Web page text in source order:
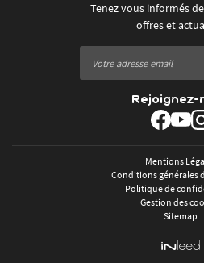
Tenez vous informés
offres et
Rejoignez-
Mentions
Conditions générales
Politique de
Gestion des
Sitemap